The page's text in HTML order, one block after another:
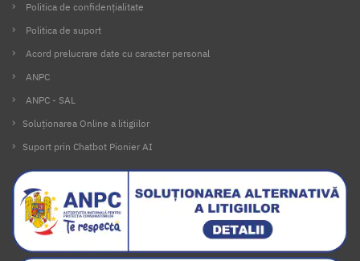
Politica de confidențialitate
Politica de suport
Acord prelucrare date cu caracter personal
ANPC
ANPC - SAL
Soluționarea Online a litigiilor
Suport prin Chatbot Pionier AI